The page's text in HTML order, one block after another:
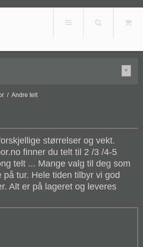
/ Andre telt
størrelser og vekt.
finner du telt til 2 /3 /4-5
telt ... Mange valg til deg som
tur. Hele tiden tilbyr vi god
Alt er på lageret og leveres